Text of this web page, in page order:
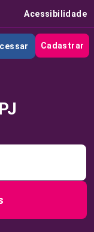
Acessibilidade
Cadastrar